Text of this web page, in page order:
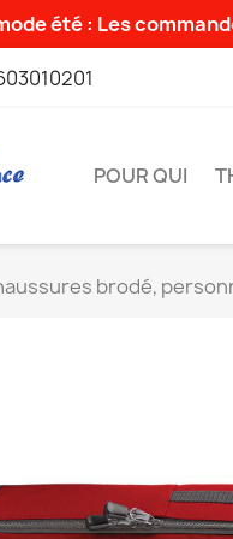
été : Les
POUR QUI
brodé,